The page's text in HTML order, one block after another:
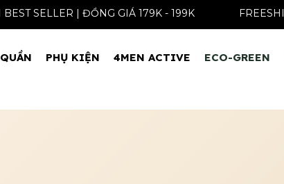
ÁO SƠ MI BEST SELLER | ĐỒNG GIÁ 179K - 199K
QUẦN PHỤ KIỆN 4MEN ACTIVE ECO-GREEN